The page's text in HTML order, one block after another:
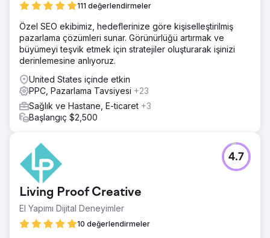
111 değerlendirmeler
Özel SEO ekibimiz, hedeflerinize göre kişiselleştirilmiş
pazarlama çözümleri sunar. Görünürlüğü artırmak ve
büyümeyi teşvik etmek için stratejiler oluşturarak işinizi
derinlemesine anlıyoruz.
United States içinde etkin
PPC, Pazarlama Tavsiyesi +23
Sağlık ve Hastane, E-ticaret +3
Başlangıç $2,500
Living Proof Creative
El Yapımı Dijital Deneyimler
10 değerlendirmeler
4.7